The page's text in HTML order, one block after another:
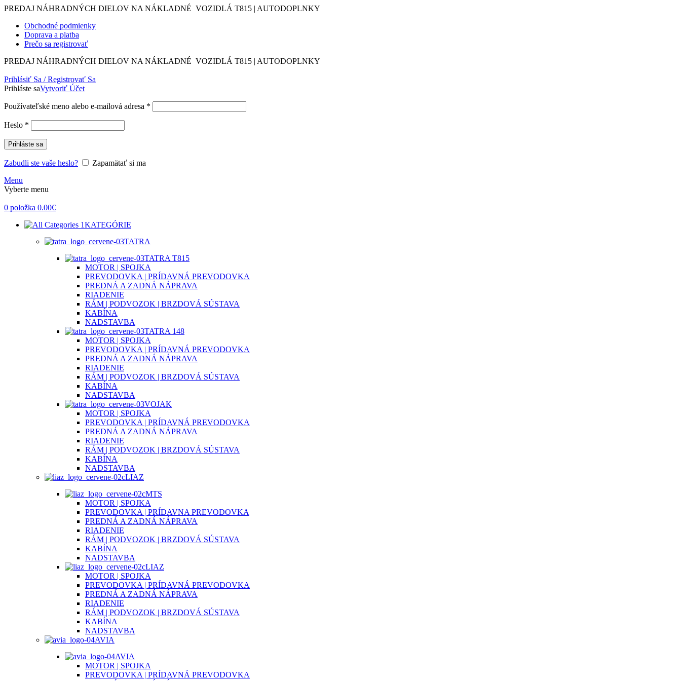
PREDAJ NÁHRADNÝCH DIELOV NA NÁKLADNÉ VOZIDLÁ T815 | AUTODOPLNKY
Obchodné podmienky
Doprava a platba
Prečo sa registrovať
PREDAJ NÁHRADNÝCH DIELOV NA NÁKLADNÉ VOZIDLÁ T815 | AUTODOPLNKY
Prihlásiť Sa / Registrovať Sa
Prihláste saVytvoriť Účet
Používateľské meno alebo e-mailová adresa *
Heslo *
Prihláste sa
Zabudli ste vaše heslo?
Zapamätať si ma
Menu
Vyberte menu
0 položka 0.00€
KATEGÓRIE
TATRA
TATRA T815
MOTOR | SPOJKA
PREVODOVKA | PRÍDAVNÁ PREVODOVKA
PREDNÁ A ZADNÁ NÁPRAVA
RIADENIE
RÁM | PODVOZOK | BRZDOVÁ SÚSTAVA
KABÍNA
NADSTAVBA
TATRA 148
MOTOR | SPOJKA
PREVODOVKA | PRÍDAVNÁ PREVODOVKA
PREDNÁ A ZADNÁ NÁPRAVA
RIADENIE
RÁM | PODVOZOK | BRZDOVÁ SÚSTAVA
KABÍNA
NADSTAVBA
VOJAK
MOTOR | SPOJKA
PREVODOVKA | PRÍDAVNÁ PREVODOVKA
PREDNÁ A ZADNÁ NÁPRAVA
RIADENIE
RÁM | PODVOZOK | BRZDOVÁ SÚSTAVA
KABÍNA
NADSTAVBA
LIAZ
MTS
MOTOR | SPOJKA
PREVODOVKA | PRÍDAVNA PREVODOVKA
PREDNÁ A ZADNÁ NÁPRAVA
RIADENIE
RÁM | PODVOZOK | BRZDOVÁ SÚSTAVA
KABÍNA
NADSTAVBA
LIAZ
MOTOR | SPOJKA
PREVODOVKA | PRÍDAVNÁ PREVODOVKA
PREDNÁ A ZADNÁ NÁPRAVA
RIADENIE
RÁM | PODVOZOK | BRZDOVÁ SÚSTAVA
KABÍNA
NADSTAVBA
AVIA
AVIA
MOTOR | SPOJKA
PREVODOVKA | PRÍDAVNÁ PREVODOVKA